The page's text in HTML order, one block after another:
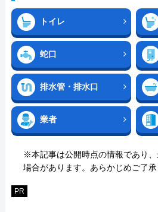
トイレ
蛇口
排水管・排水口
業者
※本記事は公開時点の情報であり
場合があります。あらかじめご了承
PR